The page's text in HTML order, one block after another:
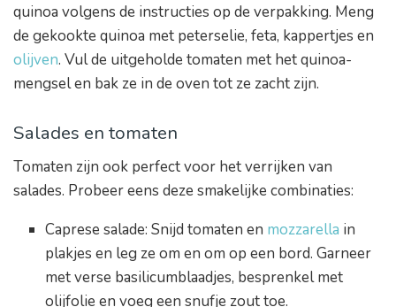
quinoa volgens de instructies op de verpakking. Meng
de gekookte quinoa met peterselie, feta, kappertjes en
olijven. Vul de uitgeholde tomaten met het quinoa-
mengsel en bak ze in de oven tot ze zacht zijn.
Salades en tomaten
Tomaten zijn ook perfect voor het verrijken van
salades. Probeer eens deze smakelijke combinaties:
Caprese salade: Snijd tomaten en mozzarella in
plakjes en leg ze om en om op een bord. Garneer
met verse basilicumblaadjes, besprenkel met
olijfolie en voeg een snufje zout toe.